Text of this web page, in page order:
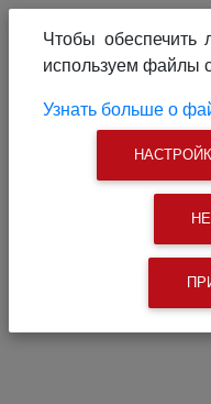
Связаться с нами
Чтобы
используем файлы
Узнать больше о